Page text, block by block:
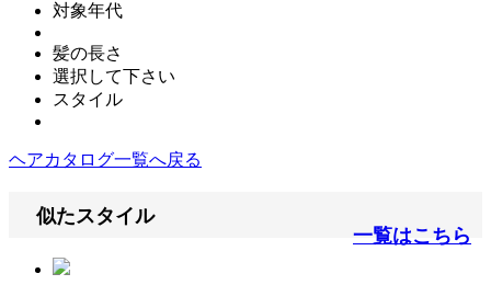
対象年代
髪の長さ
選択して下さい
スタイル
ヘアカタログ一覧へ戻る
似たスタイル
一覧はこちら